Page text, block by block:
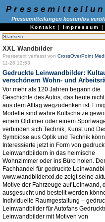
Pressemitteilungen kostenlos
Kontakt | Impressum |
Startseite
XXL Wandbilder
Pressetext verfasst von CrossOverPoint
11-26 12:53.
Gedruckte Leinwandbilder:
verschönern Wohn- und
Vor mehr als 120 Jahren begann die
Geschichte des Autos, das heute
aus dem Alltag wegzudenken ist.
Modelle sind wahre Kultschätze
einem Oldtimer oder einem
verbinden sich Technik, Kunst und
Symbiose aus Optik und Technik
Interessierte jetzt in Form von
Leinwandbildern in das heimische
Wohnzimmer oder ins Büro holen. Der
Fachhandel für gedruckte
www.wandbilderxxl.de zeigt seine
Motive der Fahrzeuge auf Leinwand,
ausgesucht und bestellt werden
Individuelle Raumgestaltung –
Leinwandbilder für Autofans
Leinwandbilder mit Motiven von